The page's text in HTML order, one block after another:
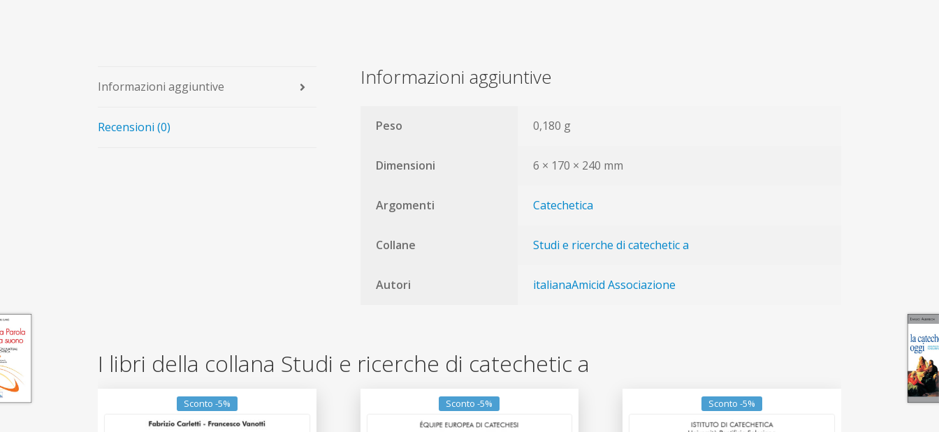
Informazioni aggiuntive
Recensioni (0)
Informazioni aggiuntive
Peso 0,180 g
Dimensioni 6 × 170 × 240 mm
Argomenti Catechetica
Collane Studi e ricerche di catechetic a
Autori italianaAmicid Associazione
I libri della collana Studi e ricerche di catechetic a
Sconto -5% Sconto -5% Sconto -5%